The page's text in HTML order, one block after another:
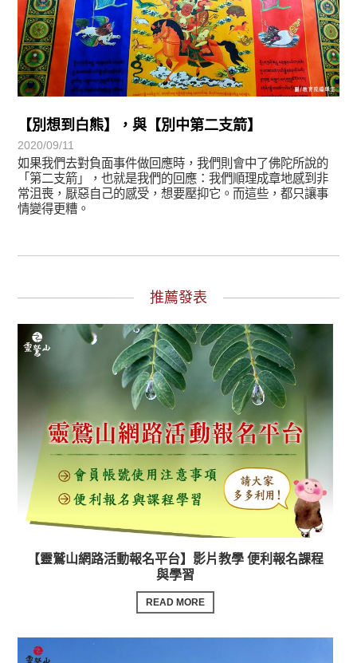
【別想到白熊】，與【別中第二支箭】
2020/09/11
如果我們去對負面事件做回應時，我們則會中了佛陀所說的
「第二支箭」，也就是我們的回應：我們順理成章地感到非
常沮喪，厭惡自己的感受，想要壓抑它。而這些，都只讓事
情變得更糟。
推薦發表
【靈鷲山網路活動報名平台】影片教學 便利報名課程
與學習
READ MORE